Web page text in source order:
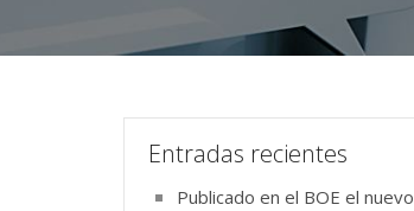
Entradas recientes
Publicado en el BOE el nuevo